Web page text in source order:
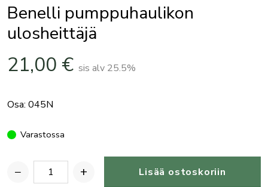
Benelli pumppuhaulikon
ulosheittäjä
21,00 € sis alv 25.5%
Osa: 045N
Varastossa
−
Benelli
+ Lisää ostoskoriin